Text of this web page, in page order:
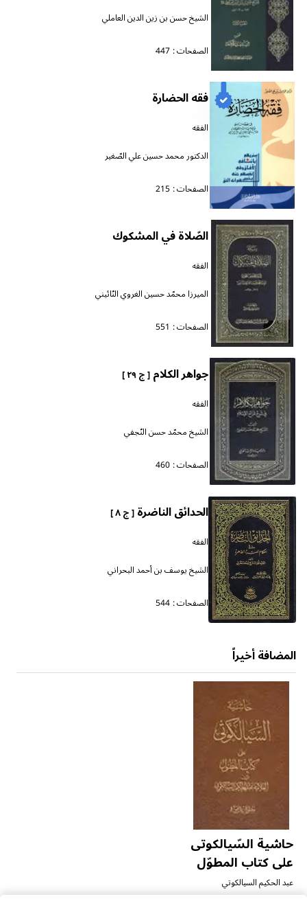
الشيخ حسن بن زين الدين العاملي
الصفحات : 447
فقه الحضارة
الفقه
الدكتور محمد حسين علي الصّغير
الصفحات : 215
الصّلاة في المشكوك
الفقه
الميرزا محمّد حسين الغروي النّائيني
الصفحات : 551
جواهر الكلام[ ج ٢٩ ]
الفقه
الشيخ محمّد حسن النّجفي
الصفحات : 460
الحدائق الناضرة[ ج ٨ ]
الفقه
الشيخ يوسف بن أحمد البحراني
الصفحات : 544
المضافة أخيراً
حاشية السّيالكوتى
على كتاب المطوّل
عبد الحكيم السيالكوتي